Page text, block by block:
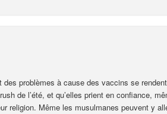
problèmes à cause des vaccins se
de l’été, et qu’elles prient en confiance,
religion. Même les musulmanes peuvent y